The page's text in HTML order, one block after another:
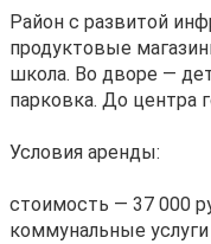
Район с развитой
продуктовые
школа. Во дворе —
парковка. До центра
Условия аренды:
стоимость — 37 000
коммунальные